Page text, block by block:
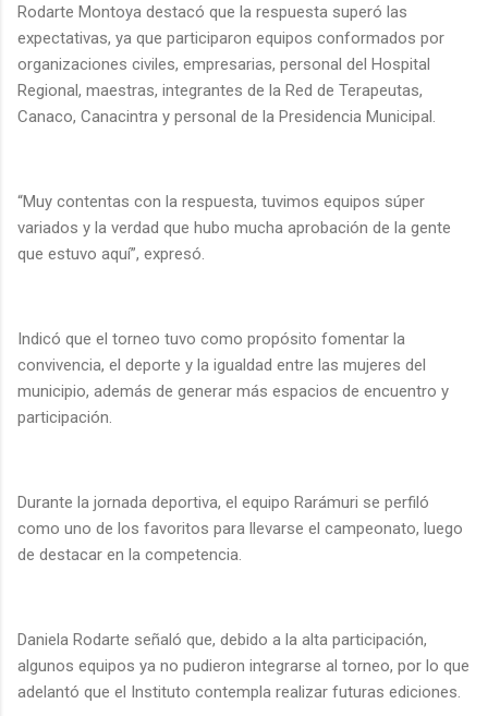
Rodarte Montoya destacó que la respuesta superó las
expectativas, ya que participaron equipos conformados por
organizaciones civiles, empresarias, personal del Hospital
Regional, maestras, integrantes de la Red de Terapeutas,
Canaco, Canacintra y personal de la Presidencia Municipal.
“Muy contentas con la respuesta, tuvimos equipos súper
variados y la verdad que hubo mucha aprobación de la gente
que estuvo aquí”, expresó.
Indicó que el torneo tuvo como propósito fomentar la
convivencia, el deporte y la igualdad entre las mujeres del
municipio, además de generar más espacios de encuentro y
participación.
Durante la jornada deportiva, el equipo Rarámuri se perfiló
como uno de los favoritos para llevarse el campeonato, luego
de destacar en la competencia.
Daniela Rodarte señaló que, debido a la alta participación,
algunos equipos ya no pudieron integrarse al torneo, por lo que
adelantó que el Instituto contempla realizar futuras ediciones.